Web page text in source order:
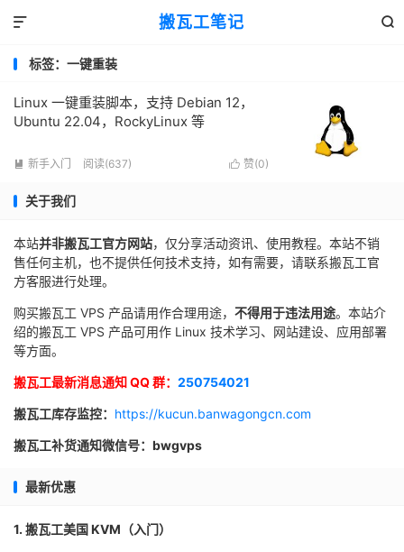
搬瓦工笔记 

标签：一键重装
Linux 一键重装脚本，支持 Debian 12，
Ubuntu 22.04，RockyLinux 等
 新手入门 阅读(637)  赞(0)
关于我们
本站并非搬瓦工官方网站，仅分享活动资讯、使用教程。本站不销
售任何主机，也不提供任何技术支持，如有需要，请联系搬瓦工官
方客服进行处理。
购买搬瓦工 VPS 产品请用作合理用途， 不得用于违法用途。本站介
绍的搬瓦工 VPS 产品可用作 Linux 技术学习、网站建设、应用部署
等方面。
搬瓦工最新消息通知 QQ 群： 250754021
搬瓦工库存监控： https://kucun.banwagongcn.com
搬瓦工补货通知微信号：bwgvps
最新优惠
1. 搬瓦工美国 KVM（入门）